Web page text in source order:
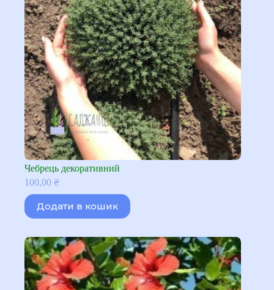
Чебрець декоративний
100,00 ₴
Додати в кошик